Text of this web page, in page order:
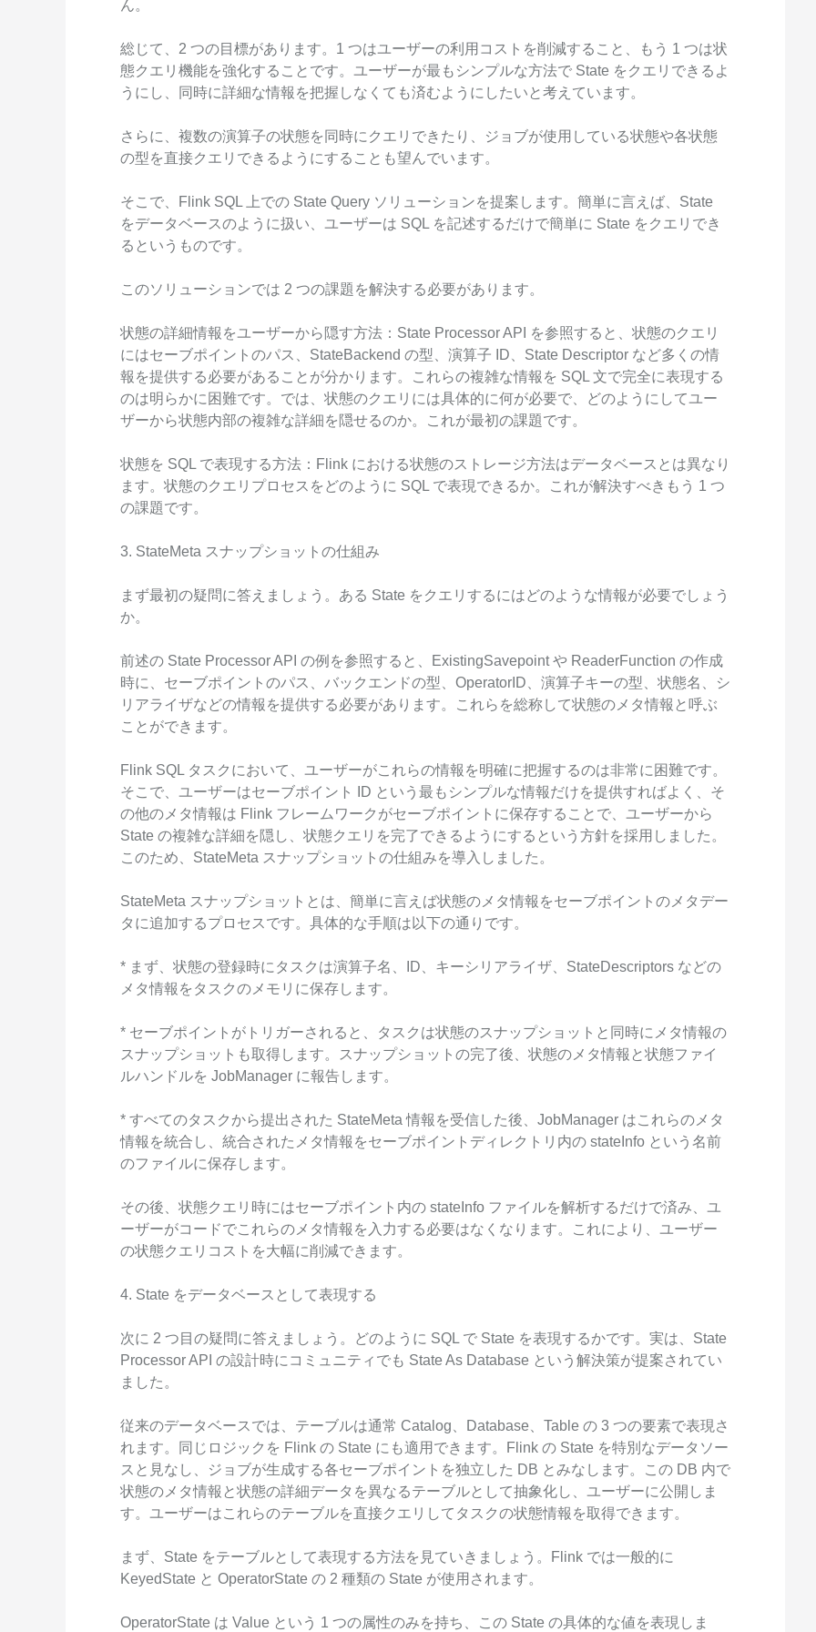
ん。
総じて、2 つの目標があります。1 つはユーザーの利用コストを削減すること、もう 1 つは状
態クエリ機能を強化することです。ユーザーが最もシンプルな方法で State をクエリできるよ
うにし、同時に詳細な情報を把握しなくても済むようにしたいと考えています。
さらに、複数の演算子の状態を同時にクエリできたり、ジョブが使用している状態や各状態
の型を直接クエリできるようにすることも望んでいます。
そこで、Flink SQL 上での State Query ソリューションを提案します。簡単に言えば、State
をデータベースのように扱い、ユーザーは SQL を記述するだけで簡単に State をクエリでき
るというものです。
このソリューションでは 2 つの課題を解決する必要があります。
状態の詳細情報をユーザーから隠す方法：State Processor API を参照すると、状態のクエリ
にはセーブポイントのパス、StateBackend の型、演算子 ID、State Descriptor など多くの情
報を提供する必要があることが分かります。これらの複雑な情報を SQL 文で完全に表現する
のは明らかに困難です。では、状態のクエリには具体的に何が必要で、どのようにしてユー
ザーから状態内部の複雑な詳細を隠せるのか。これが最初の課題です。
状態を SQL で表現する方法：Flink における状態のストレージ方法はデータベースとは異なり
ます。状態のクエリプロセスをどのように SQL で表現できるか。これが解決すべきもう 1 つ
の課題です。
3. StateMeta スナップショットの仕組み
まず最初の疑問に答えましょう。ある State をクエリするにはどのような情報が必要でしょう
か。
前述の State Processor API の例を参照すると、ExistingSavepoint や ReaderFunction の作成
時に、セーブポイントのパス、バックエンドの型、OperatorID、演算子キーの型、状態名、シ
リアライザなどの情報を提供する必要があります。これらを総称して状態のメタ情報と呼ぶ
ことができます。
Flink SQL タスクにおいて、ユーザーがこれらの情報を明確に把握するのは非常に困難です。
そこで、ユーザーはセーブポイント ID という最もシンプルな情報だけを提供すればよく、そ
の他のメタ情報は Flink フレームワークがセーブポイントに保存することで、ユーザーから
State の複雑な詳細を隠し、状態クエリを完了できるようにするという方針を採用しました。
このため、StateMeta スナップショットの仕組みを導入しました。
StateMeta スナップショットとは、簡単に言えば状態のメタ情報をセーブポイントのメタデー
タに追加するプロセスです。具体的な手順は以下の通りです。
* まず、状態の登録時にタスクは演算子名、ID、キーシリアライザ、StateDescriptors などの
メタ情報をタスクのメモリに保存します。
* セーブポイントがトリガーされると、タスクは状態のスナップショットと同時にメタ情報の
スナップショットも取得します。スナップショットの完了後、状態のメタ情報と状態ファイ
ルハンドルを JobManager に報告します。
* すべてのタスクから提出された StateMeta 情報を受信した後、JobManager はこれらのメタ
情報を統合し、統合されたメタ情報をセーブポイントディレクトリ内の stateInfo という名前
のファイルに保存します。
その後、状態クエリ時にはセーブポイント内の stateInfo ファイルを解析するだけで済み、ユ
ーザーがコードでこれらのメタ情報を入力する必要はなくなります。これにより、ユーザー
の状態クエリコストを大幅に削減できます。
4. State をデータベースとして表現する
次に 2 つ目の疑問に答えましょう。どのように SQL で State を表現するかです。実は、State
Processor API の設計時にコミュニティでも State As Database という解決策が提案されてい
ました。
従来のデータベースでは、テーブルは通常 Catalog、Database、Table の 3 つの要素で表現さ
れます。同じロジックを Flink の State にも適用できます。Flink の State を特別なデータソー
スと見なし、ジョブが生成する各セーブポイントを独立した DB とみなします。この DB 内で
状態のメタ情報と状態の詳細データを異なるテーブルとして抽象化し、ユーザーに公開しま
す。ユーザーはこれらのテーブルを直接クエリしてタスクの状態情報を取得できます。
まず、State をテーブルとして表現する方法を見ていきましょう。Flink では一般的に
KeyedState と OperatorState の 2 種類の State が使用されます。
OperatorState は Value という 1 つの属性のみを持ち、この State の具体的な値を表現しま